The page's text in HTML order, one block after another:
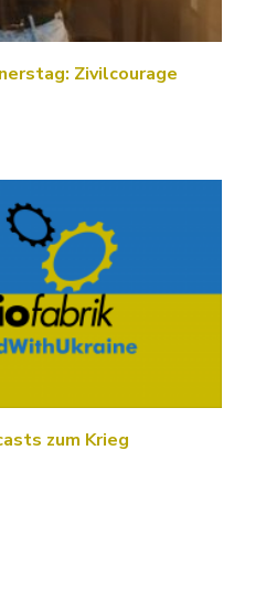
Zivilcourage
zum Krieg